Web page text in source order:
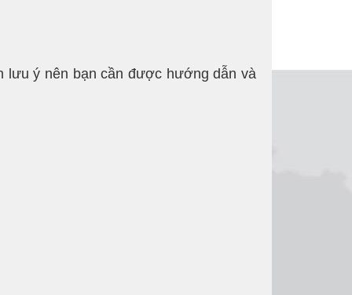
lưu ý nên bạn cần được hướng dẫn và